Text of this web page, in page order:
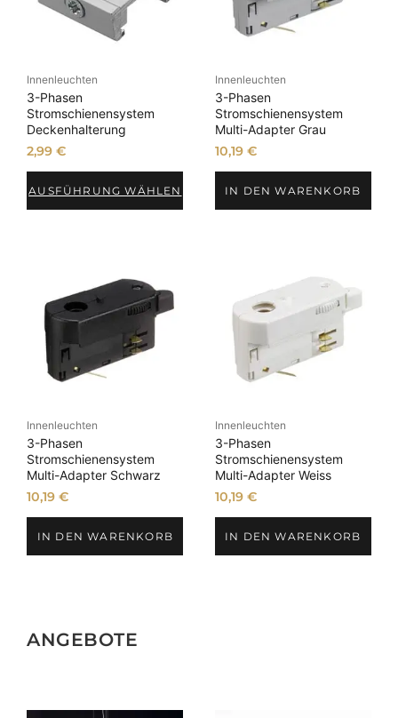
Innenleuchten
3-Phasen
Stromschienensystem
Deckenhalterung
2,99€
AUSFÜHRUNG WÄHLEN
Innenleuchten
3-Phasen
Stromschienensystem
Multi-Adapter Grau
10,19 €
IN DEN WARENKORB
Innenleuchten
3-Phasen
Stromschienensystem
Multi-Adapter Schwarz
10,19€
IN DEN WARENKORB
Innenleuchten
3-Phasen
Stromschienensystem
Multi-Adapter Weiss
10,19 €
IN DEN WARENKORB
ANGEBOTE